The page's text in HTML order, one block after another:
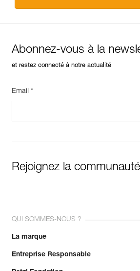
Abonnez-vous à la
et restez connecté à notre actualité
Email *
Rejoignez la
QUI SOMMES-NOUS ?
La marque
Entreprise Responsable